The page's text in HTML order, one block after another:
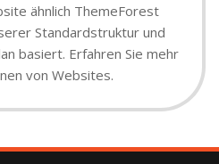
ähnlich ThemeForest
Standardstruktur und
basiert. Erfahren Sie mehr
von Websites.